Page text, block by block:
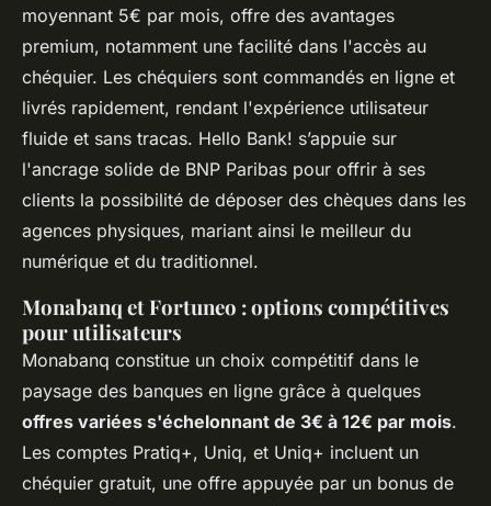
moyennant 5€ par mois, offre des avantages
premium, notamment une facilité dans l'accès au
chéquier. Les chéquiers sont commandés en ligne et
livrés rapidement, rendant l'expérience utilisateur
fluide et sans tracas. Hello Bank! s’appuie sur
l'ancrage solide de BNP Paribas pour offrir à ses
clients la possibilité de déposer des chèques dans les
agences physiques, mariant ainsi le meilleur du
numérique et du traditionnel.
Monabanq et Fortuneo : options compétitives
pour utilisateurs
Monabanq constitue un choix compétitif dans le
paysage des banques en ligne grâce à quelques
offres variées s'échelonnant de 3€ à 12€ par mois.
Les comptes Pratiq+, Uniq, et Uniq+ incluent un
chéquier gratuit, une offre appuyée par un bonus de